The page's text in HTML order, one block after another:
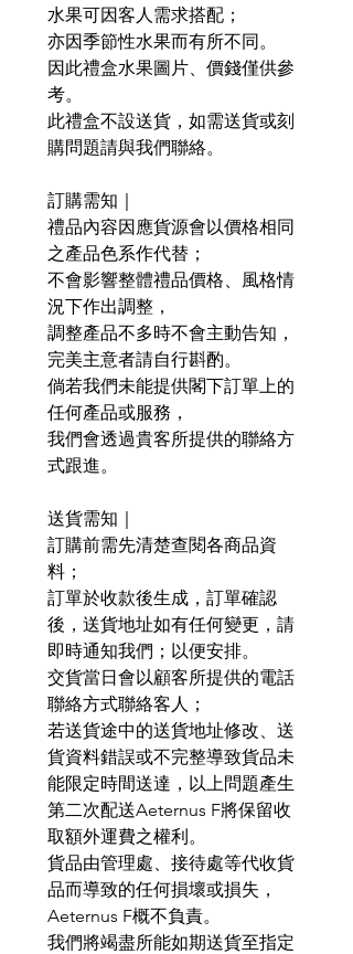
水果可因客人需求搭配；
亦因季節性水果而有所不同。
因此禮盒水果圖片、價錢僅供參
考。
此禮盒不設送貨，如需送貨或刻
購問題請與我們聯絡。
訂購需知｜
禮品內容因應貨源會以價格相同
之產品色系作代替；
不會影響整體禮品價格、風格情
況下作出調整，
調整產品不多時不會主動告知，
完美主意者請自行斟酌。
倘若我們未能提供閣下訂單上的
任何產品或服務，
我們會透過貴客所提供的聯絡方
式跟進。
送貨需知｜
訂購前需先清楚查閱各商品資
料；
訂單於收款後生成，訂單確認
後，送貨地址如有任何變更，請
即時通知我們；以便安排。
交貨當日會以顧客所提供的電話
聯絡方式聯絡客人；
若送貨途中的送貨地址修改、送
貨資料錯誤或不完整導致貨品未
能限定時間送達，以上問題產生
第二次配送Aeternus F將保留收
取額外運費之權利。
貨品由管理處、接待處等代收貨
品而導致的任何損壞或損失，
Aeternus F概不負責。
我們將竭盡所能如期送貨至指定